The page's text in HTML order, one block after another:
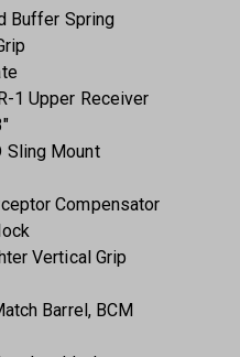
Buffer Spring
1 Upper Receiver
Sling Mount
Compensator
Vertical Grip
Barrel, BCM